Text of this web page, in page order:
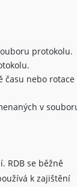
protokolu.
času nebo rotace
v
RDB se běžně
k zajištění